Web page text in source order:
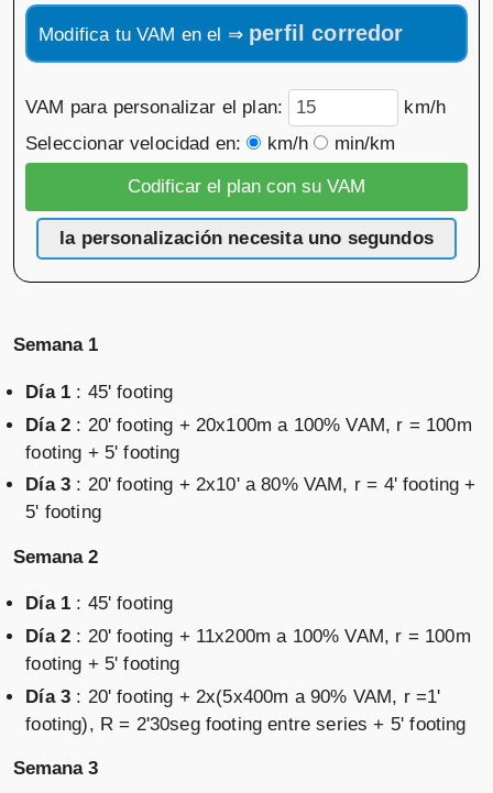
Modifica tu VAM en el ⇒ perfil corredor
VAM para personalizar el plan:
km/h
Seleccionar velocidad en:
km/h min/km
la personalización necesita uno segundos
Semana 1
Día 1 : 45' footing
Día 2 : 20' footing + 20x100m a 100% VAM, r = 100m
footing + 5' footing
Día 3 : 20' footing + 2x10' a 80% VAM, r = 4' footing +
5' footing
Semana 2
Día 1 : 45' footing
Día 2 : 20' footing + 11x200m a 100% VAM, r = 100m
footing + 5' footing
Día 3 : 20' footing + 2x(5x400m a 90% VAM, r =1'
footing), R = 2'30seg footing entre series + 5' footing
Semana 3